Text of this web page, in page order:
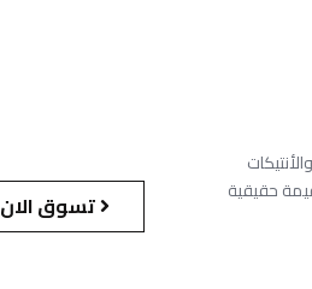
حقيقية
تسوق الان